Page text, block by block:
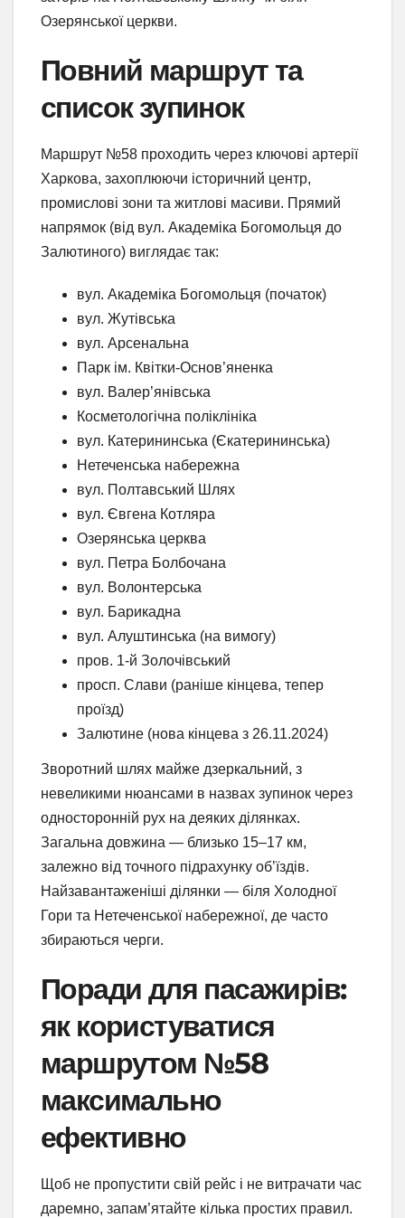
Озерянської церкви.
Повний маршрут та
список зупинок
Маршрут №58 проходить через ключові артерії
Харкова, захоплюючи історичний центр,
промислові зони та житлові масиви. Прямий
напрямок (від вул. Академіка Богомольця до
Залютиного) виглядає так:
вул. Академіка Богомольця (початок)
вул. Жутівська
вул. Арсенальна
Парк ім. Квітки-Основ’яненка
вул. Валер’янівська
Косметологічна поліклініка
вул. Катерининська (Єкатерининська)
Нетеченська набережна
вул. Полтавський Шлях
вул. Євгена Котляра
Озерянська церква
вул. Петра Болбочана
вул. Волонтерська
вул. Барикадна
вул. Алуштинська (на вимогу)
пров. 1-й Золочівський
просп. Слави (раніше кінцева, тепер
проїзд)
Залютине (нова кінцева з 26.11.2024)
Зворотний шлях майже дзеркальний, з
невеликими нюансами в назвах зупинок через
односторонній рух на деяких ділянках.
Загальна довжина — близько 15–17 км,
залежно від точного підрахунку об’їздів.
Найзавантаженіші ділянки — біля Холодної
Гори та Нетеченської набережної, де часто
збираються черги.
Поради для пасажирів:
як користуватися
маршрутом №58
максимально
ефективно
Щоб не пропустити свій рейс і не витрачати час
даремно, запам’ятайте кілька простих правил.